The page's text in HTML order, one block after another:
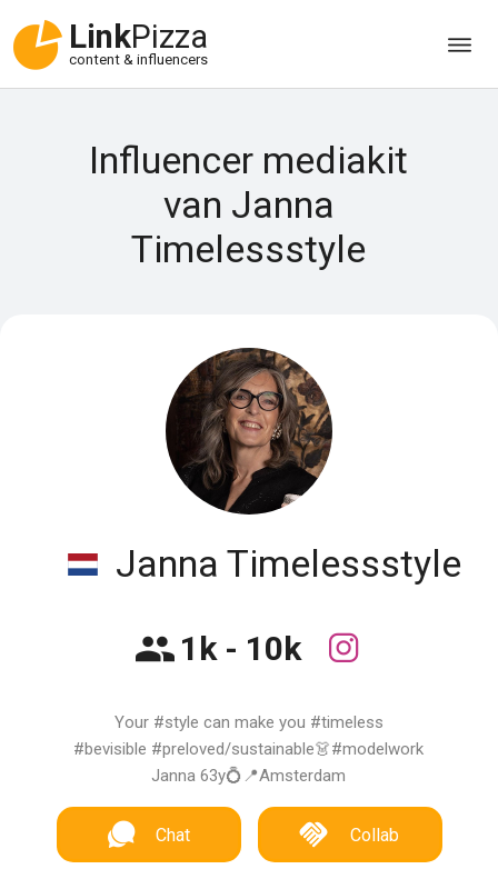
LinkPizza
content & influencers
Influencer mediakit
van Janna
Timelessstyle
Janna Timelessstyle
1k - 10k
Your #style can make you #timeless
#bevisible #preloved/sustainable👗#modelwork
Janna 63y💍📍Amsterdam
Chat Collab